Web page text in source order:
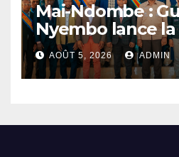
Mai-Ndombe :
Nyembo lance la
sensibilisation
recensement
Inongo
AOÛT 5, 2026 ADMIN